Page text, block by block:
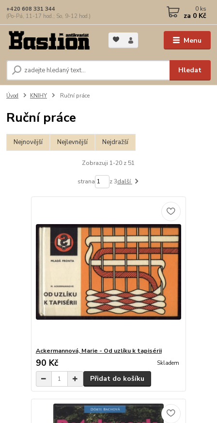
Menu
Hledat
+420 608 331 344
(Po-Pá, 11-17 hod.; So, 9-12 hod.)
0 ks
za 0 Kč
Úvod KNIHY Ruční práce
Ruční práce
Nejnovější Nejlevnější Nejdražší
Zobrazuji 1-20 z 51
strana z 3další
Ackermannová, Marie - Od uzlíku k tapisérii
90 Kč Skladem
Přidat do košíku